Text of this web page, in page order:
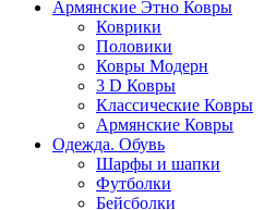
Армянские Этно Ковры
Коврики
Половики
Ковры Модерн
3 D Ковры
Классические Ковры
Армянские Ковры
Одежда. Обувь
Шарфы и шапки
Футболки
Бейсболки